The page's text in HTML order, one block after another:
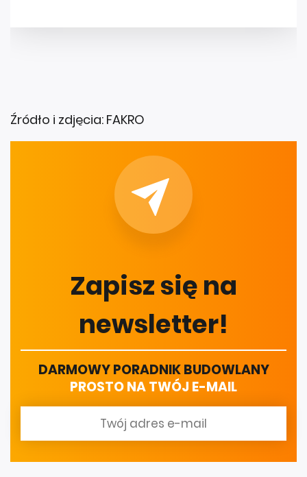
Źródło i zdjęcia: FAKRO
Zapisz się na
newsletter!
DARMOWY PORADNIK BUDOWLANY
PROSTO NA TWÓJ E-MAIL